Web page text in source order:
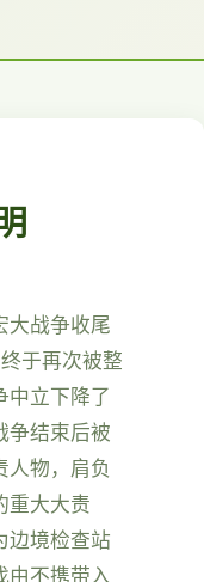
大战争收尾
于再次被整
中立下降了
争结束后被
人物，肩负
重大大责
边境检查站
由不携带入